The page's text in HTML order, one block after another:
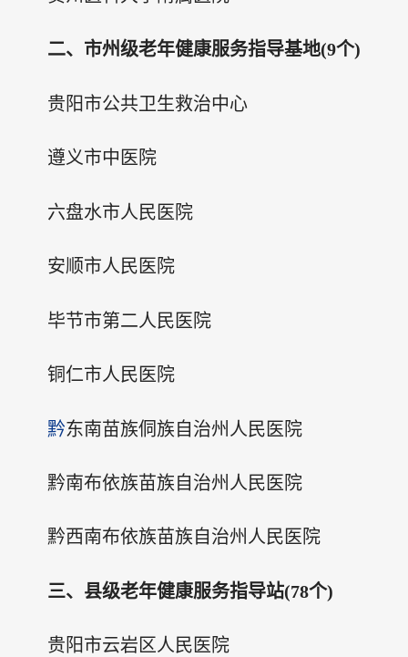
二、市州级老年健康服务指导基地(9个)
贵阳市公共卫生救治中心
遵义市中医院
六盘水市人民医院
安顺市人民医院
毕节市第二人民医院
铜仁市人民医院
黔东南苗族侗族自治州人民医院
黔南布依族苗族自治州人民医院
黔西南布依族苗族自治州人民医院
三、县级老年健康服务指导站(78个)
贵阳市云岩区人民医院